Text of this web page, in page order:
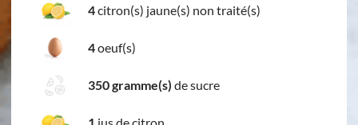
4citron(s) jaune(s) non traité(s)
4oeuf(s)
350 gramme(s) de sucre